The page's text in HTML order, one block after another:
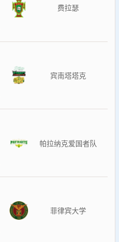
费拉瑟
宾南塔塔克
帕拉纳克爱国者队
菲律宾大学